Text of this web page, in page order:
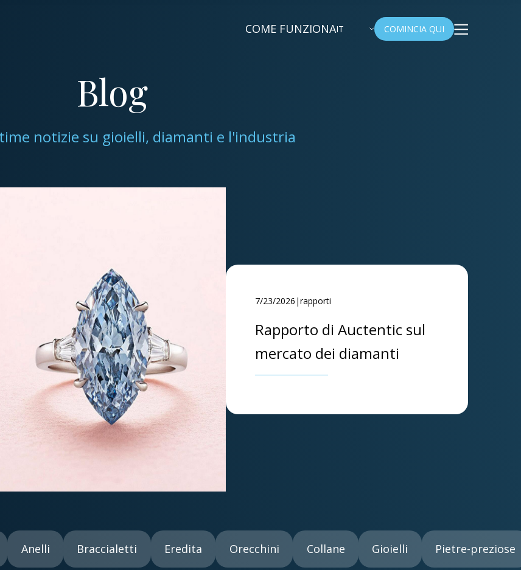
COME FUNZIONAIT COMINCIA QUI
Blog
notizie su gioielli, diamanti e l'industria
7/23/2026|rapporti
Rapporto di Auctentic sul
mercato dei diamanti
Anelli Braccialetti Eredita Orecchini Collane Gioielli Pietre-preziose